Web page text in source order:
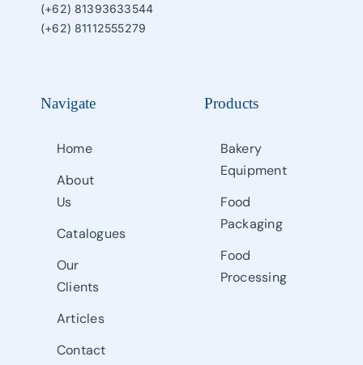
Navigate
Home
About
Us
Catalogues
Our
Clients
Articles
Contact
Products
Bakery
Equipment
Food
Packaging
Food
Processing
(+62) 81393633544
(+62) 81112555279